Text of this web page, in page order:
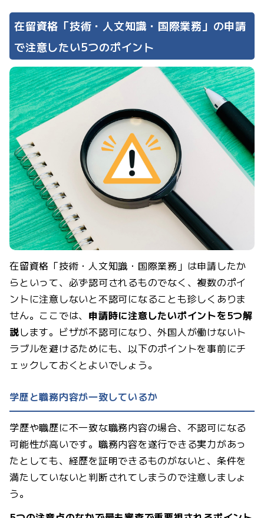
在留資格「技術・人文知識・国際業務」の申請
で注意したい5つのポイント
在留資格「技術・人文知識・国際業務」は申請したか
らといって、必ず認可されるものでなく、複数のポイ
ントに注意しないと不認可になることも珍しくありま
せん。ここでは、 申請時に注意したいポイントを5つ解
説します。ビザが不認可になり、外国人が働けないト
ラブルを避けるためにも、以下のポイントを事前にチ
ェックしておくとよいでしょう。
学歴と職務内容が一致しているか
学歴や職歴に不一致な職務内容の場合、不認可になる
可能性が高いです。職務内容を遂行できる実力があっ
たとしても、経歴を証明できるものがないと、条件を
満たしていないと判断されてしまうので注意しましょ
う。